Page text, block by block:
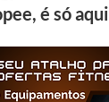
é só aqui